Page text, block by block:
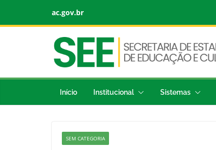
ac.gov.br
Início Institucional Sistemas
SEM CATEGORIA